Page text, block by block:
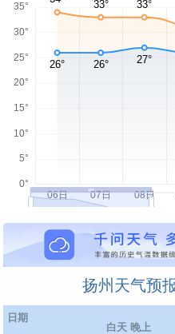
扬州天气预
日期
白天 晚上